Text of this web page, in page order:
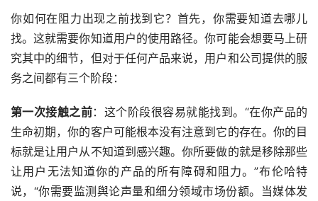
你如何在阻力出现之前找到它？首先，你需要知道去哪儿
找。这就需要你知道用户的使用路径。你可能会想要马上研
究其中的细节，但对于任何产品来说，用户和公司提供的服
务之间都有三个阶段：
第一次接触之前：这个阶段很容易就能找到。“在你产品的
生命初期，你的客户可能根本没有注意到它的存在。你的目
标就是让用户从不知道到感兴趣。你所要做的就是移除那些
让用户无法知道你的产品的所有障碍和阻力。”布伦哈特
说，“你需要监测舆论声量和细分领域市场份额。当媒体发